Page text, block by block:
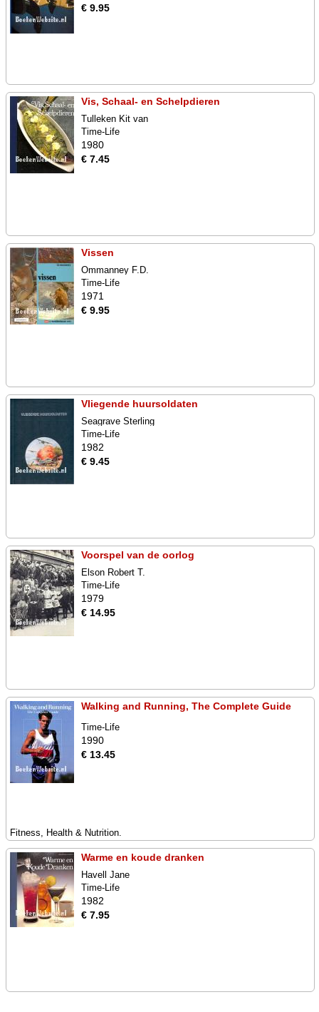
€ 9.95
Vis, Schaal- en Schelpdieren
Tulleken Kit van
Time-Life
1980
€ 7.45
Vissen
Ommanney F.D.
Time-Life
1971
€ 9.95
Vliegende huursoldaten
Seagrave Sterling
Time-Life
1982
€ 9.45
Voorspel van de oorlog
Elson Robert T.
Time-Life
1979
€ 14.95
Walking and Running, The Complete Guide
Time-Life
1990
€ 13.45
Fitness, Health & Nutrition.
Warme en koude dranken
Havell Jane
Time-Life
1982
€ 7.95